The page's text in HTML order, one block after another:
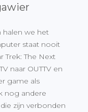
halen we het
staat nooit
Trek: The Next
naar OUTTV en
game als
nog andere
zijn verbonden